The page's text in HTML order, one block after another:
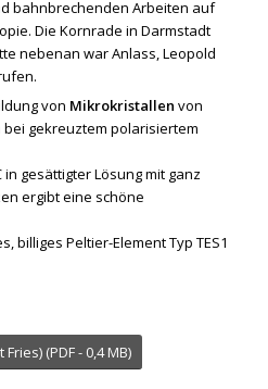
bahnbrechenden Arbeiten auf
Die Kornrade in Darmstadt
nebenan war Anlass, Leopold
von Mikrokristallen von
gekreuztem polarisiertem
in gesättigter Lösung mit ganz
ergibt eine schöne
billiges Peltier-Element Typ TES1
(PDF - 0,4 MB)